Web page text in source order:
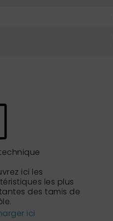
ici les
les plus
des tamis de
ici